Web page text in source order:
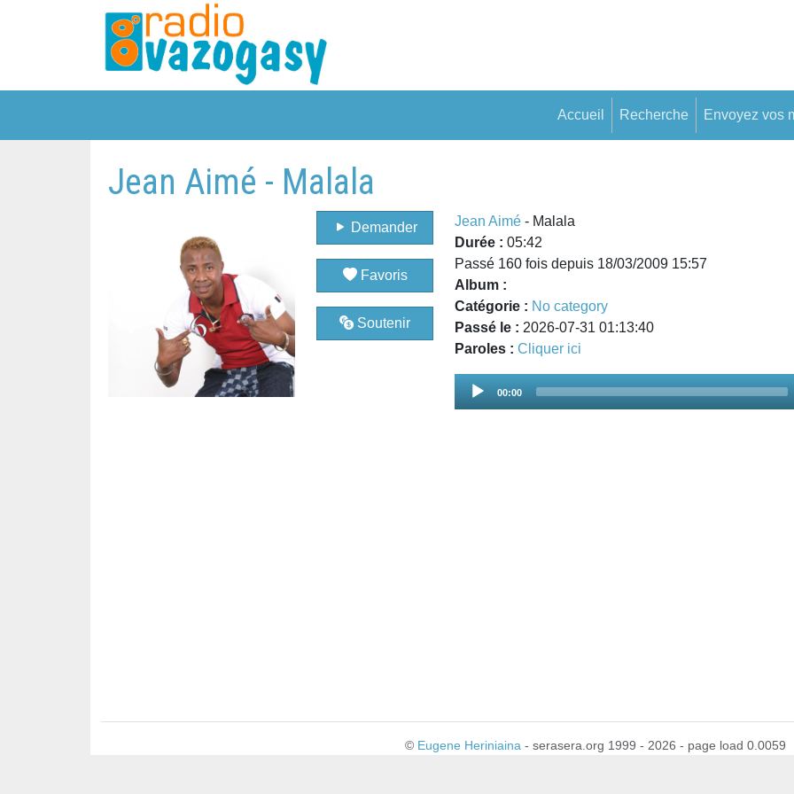
Accueil Recherche Envoyez vos
Jean Aimé - Malala
Demander
Favoris
Soutenir
Jean Aimé - Malala
Durée :05:42
Passé 160 fois depuis 18/03/2009 15:57
Album :
Catégorie : No category
Passé le : 2026-07-31 01:13:40
Paroles :Cliquer ici
Audio
00:00
© Eugene Heriniaina - serasera.org 1999 - 2026 - page load 0.0059